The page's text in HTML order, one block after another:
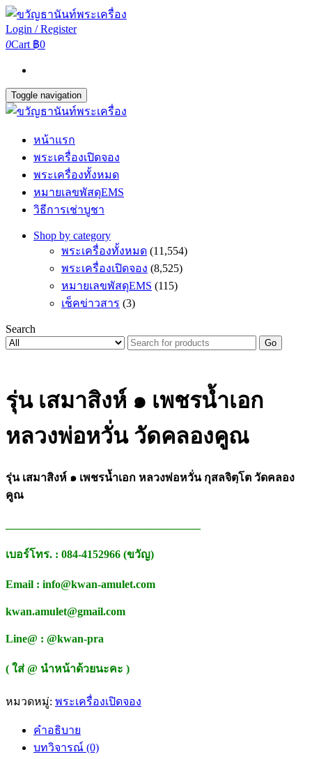
Login / Register
0Cart ฿0
Toggle navigation
หน้าแรก
พระเครื่องเปิดจอง
พระเครื่องทั้งหมด
หมายเลขพัสดุEMS
วิธีการเช่าบูชา
Shop by category
พระเครื่องทั้งหมด (11,554)
พระเครื่องเปิดจอง (8,525)
หมายเลขพัสดุEMS (115)
เช็คข่าวสาร (3)
Search
Go
รุ่น เสมาสิงห์ ๑ เพชรน้ำเอก
หลวงพ่อหวั่น วัดคลองคูณ
รุ่น เสมาสิงห์ ๑ เพชรน้ำเอก หลวงพ่อหวั่น กุสลจิตฺโต วัดคลอง
คูณ
เบอร์โทร. : 084-4152966 (ขวัญ)
Email : info@kwan-amulet.com
kwan.amulet@gmail.com
Line@ : @kwan-pra
( ใส่ @ นำหน้าด้วยนะคะ )
หมวดหมู่: พระเครื่องเปิดจอง
คำอธิบาย
บทวิจารณ์ (0)